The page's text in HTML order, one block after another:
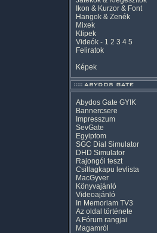
Ikon & Kurzor & Font
Hangok & Zenék
Mixek
Klipek
Videók - 1 2 3 4 5
Feliratok
Képek
Abydos Gate GYIK
Bannercsere
Impresszum
SevGate
Egyiptom
SGC Dial Simulator
DHD Simulator
Rajongói teszt
Csillagkapu levlista
MacGyver
Könyvajánló
Videoajánló
In Memoriam TV3
Az oldal története
A Fórum rangjai
Magamról